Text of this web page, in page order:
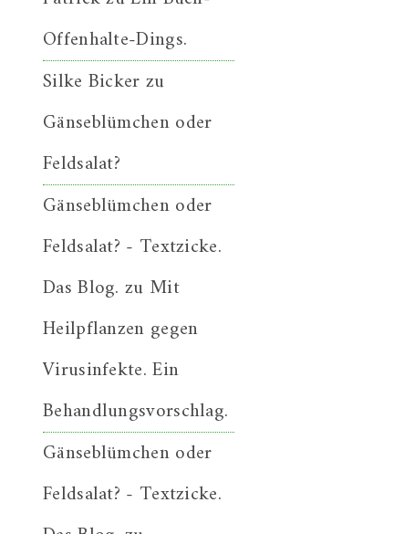
Offenhalte-Dings.
Silke Bickerzu
Gänseblümchen oder
Feldsalat?
Gänseblümchen oder
Feldsalat? - Textzicke.
Das Blog. zu Mit
Heilpflanzen gegen
Virusinfekte. Ein
Behandlungsvorschlag.
Gänseblümchen oder
Feldsalat? - Textzicke.